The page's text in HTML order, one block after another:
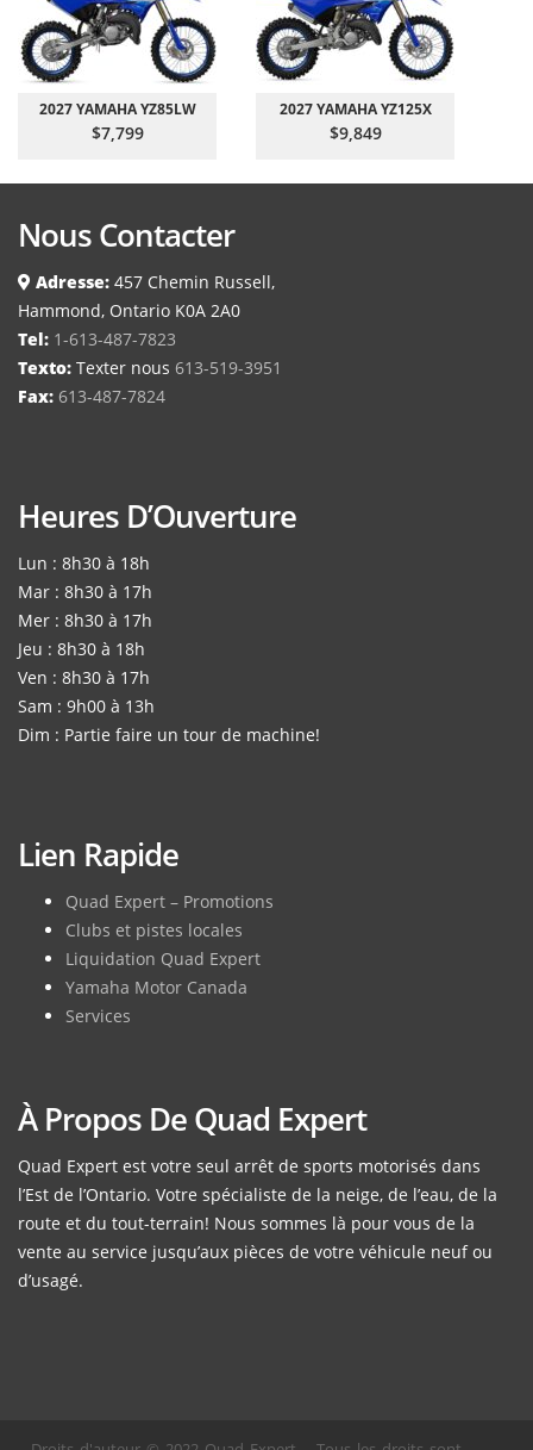
2027 YAMAHA YZ85LW
$7,799
2027 YAMAHA YZ125X
$9,849
Nous Contacter
Adresse: 457 Chemin Russell,
Hammond, Ontario K0A 2A0
Tel: 1-613-487-7823
Texto: Texter nous 613-519-3951
Fax: 613-487-7824
Heures D’Ouverture
Lun : 8h30 à 18h
Mar : 8h30 à 17h
Mer : 8h30 à 17h
Jeu : 8h30 à 18h
Ven : 8h30 à 17h
Sam : 9h00 à 13h
Dim : Partie faire un tour de machine!
Lien Rapide
Quad Expert – Promotions
Clubs et pistes locales
Liquidation Quad Expert
Yamaha Motor Canada
Services
À Propos De Quad Expert
Quad Expert est votre seul arrêt de sports motorisés dans
l’Est de l’Ontario. Votre spécialiste de la neige, de l’eau, de la
route et du tout-terrain! Nous sommes là pour vous de la
vente au service jusqu’aux pièces de votre véhicule neuf ou
d’usagé.